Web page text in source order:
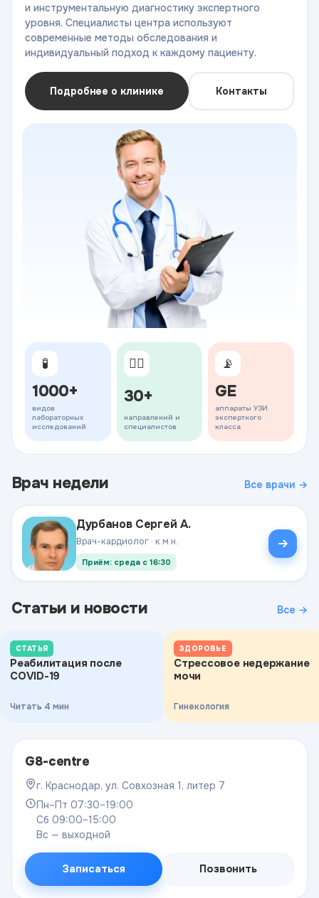
и инструментальную диагностику экспертного
уровня. Специалисты центра используют
современные методы обследования и
индивидуальный подход к каждому пациенту.
Подробнее о клинике Контакты
🧪
1000+
видов
лабораторных
исследований
👨‍⚕️
30+
направлений и
специалистов
📡
GE
аппараты УЗИ
экспертного
класса
Врач недели Все врачи →
Дурбанов Сергей А.
Врач-кардиолог · к.м.н.
Приём: среда с 16:30
Статьи и новости Все →
СТАТЬЯ
Реабилитация после
COVID-19
Читать 4 мин
ЗДОРОВЬЕ
Стрессовое недержание
мочи
Гинекология
G8-centre
г. Краснодар, ул. Совхозная 1, литер 7
Пн–Пт 07:30–19:00
Сб 09:00–15:00
Вс — выходной
Записаться Позвонить